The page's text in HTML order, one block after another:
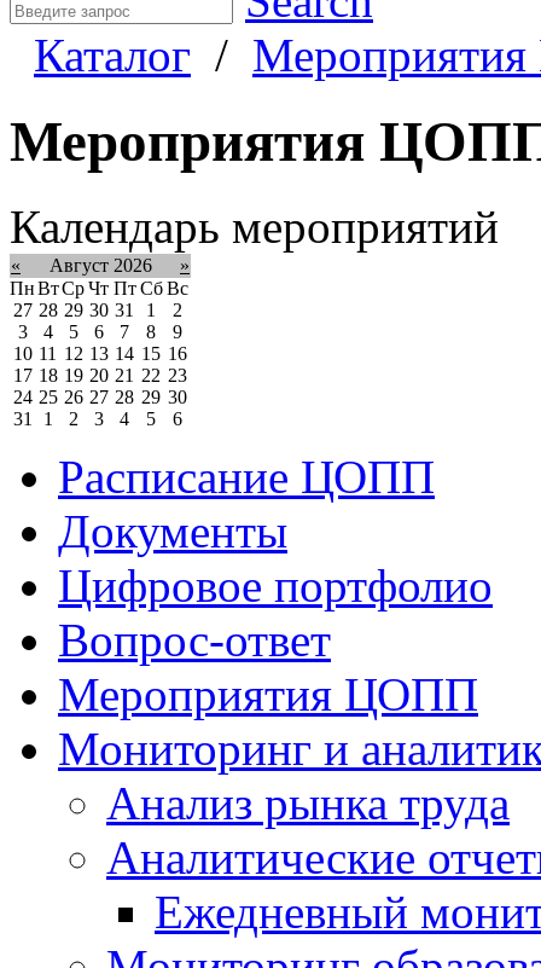
Каталог /
Мероприятия
Календарь мероприятий
« Август 2026
»
ПнВтСрЧт Пт Сб Вс
27 28 29 30 31 1
2
3
4 5 6 7 8
9
10 11 12 13 14 15 16
17 18 19 20 21 22 23
24 25 26 27 28 29 30
31
1 2 3 4 5 6
Расписание ЦОПП
Документы
Цифровое портфолио
Вопрос-ответ
Мероприятия ЦОПП
Мониторинг и
Анализ рынка труда
Аналитические
Ежедневный